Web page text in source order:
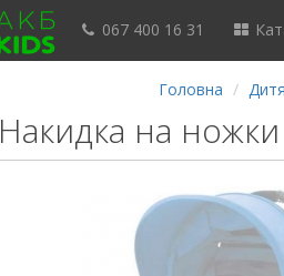
067 400 16 31
Головна
Накидка на